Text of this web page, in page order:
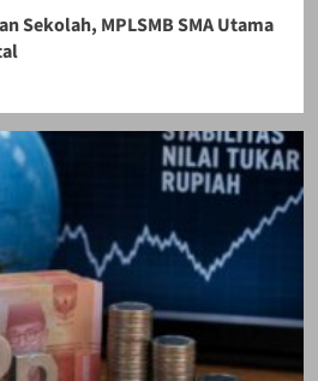
Sekolah, MPLSMB SMA Utama